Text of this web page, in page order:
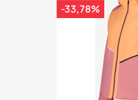
-33,78%